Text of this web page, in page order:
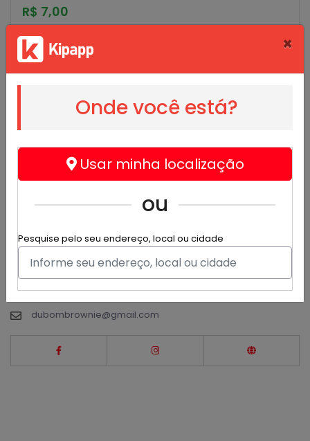
×
Onde você está?
Usar minha localização
ou
Pesquise pelo seu endereço, local ou cidade
R$ 7,00
Dubom Brownie
Alimentos e bebidas - Doces
dubom, somos diferente!
Jardins Mangueiral, Brasília
(61) 99226-9272
dubombrownie@gmail.com